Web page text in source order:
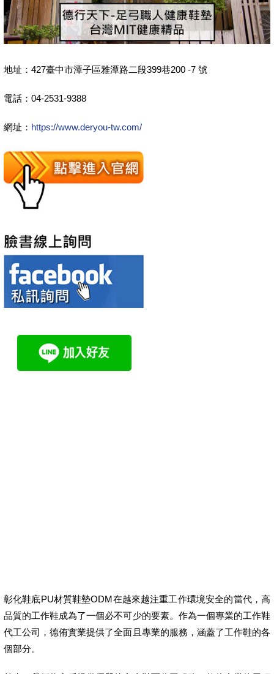
地址：427臺中市潭子區雅潭路二段399巷200 -7 號
電話：04-2531-9388
網址： https://www.deryou-tw.com/
彰化鞋底PU材質鞋墊ODM在越來越注重工作環境安全的當代，高
品質的工作鞋成為了一個必不可少的要素。作為一個專業的工作鞋
代工公司，德侑實業提供了全面且專業的服務，涵蓋了工作鞋的各
個部分。